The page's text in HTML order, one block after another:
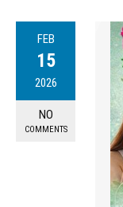
FEB
15
2026
NO
COMMENTS